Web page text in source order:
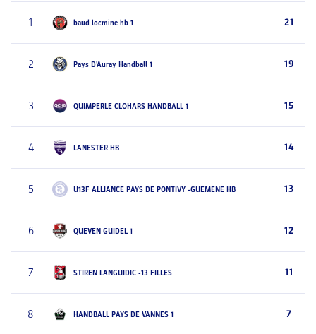
1 baud locmine hb 1 21
2 Pays D'Auray Handball 1 19
3 QUIMPERLE CLOHARS HANDBALL 1 15
4 LANESTER HB 14
5 U13F ALLIANCE PAYS DE PONTIVY -GUEMENE HB 13
6 QUEVEN GUIDEL 1 12
7 STIREN LANGUIDIC -13 FILLES 11
8 HANDBALL PAYS DE VANNES 1 7